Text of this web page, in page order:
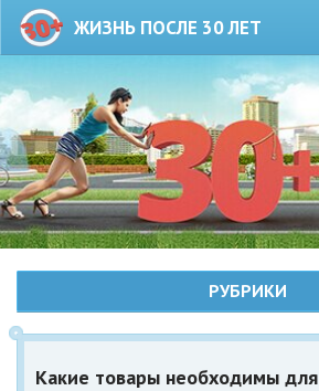
ЖИЗНЬ ПОСЛЕ 30 ЛЕТ
РУБРИКИ
Какие товары необходимы для